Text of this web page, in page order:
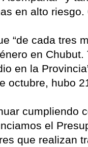
en alto
“de cada tres
en
en la
octubre, hubo
cumpliendo
el
que realizan